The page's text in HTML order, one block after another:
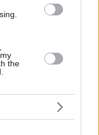
the
- Υπέγραψε